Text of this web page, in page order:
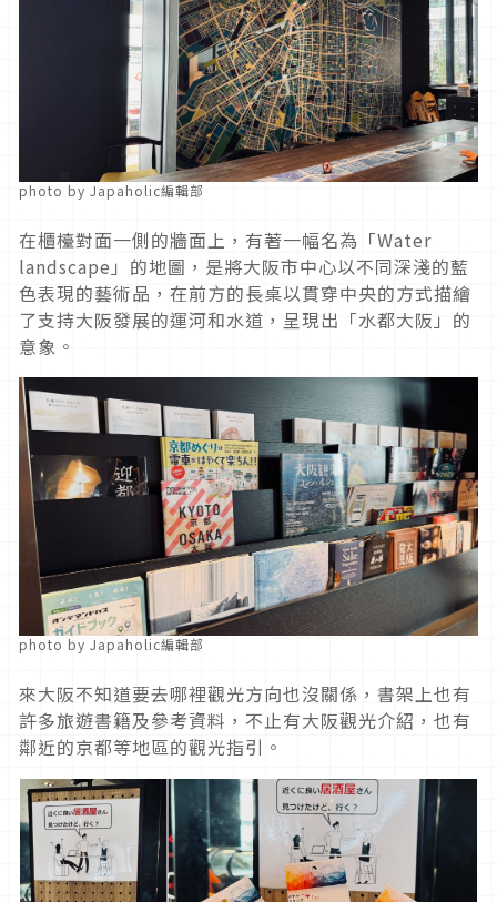
photo by Japaholic編輯部
在櫃檯對面一側的牆面上，有著一幅名為「Water
landscape」的地圖，是將大阪市中心以不同深淺的藍
色表現的藝術品，在前方的長桌以貫穿中央的方式描繪
了支持大阪發展的運河和水道，呈現出「水都大阪」的
意象。
photo by Japaholic編輯部
來大阪不知道要去哪裡觀光方向也沒關係，書架上也有
許多旅遊書籍及參考資料，不止有大阪觀光介紹，也有
鄰近的京都等地區的觀光指引。